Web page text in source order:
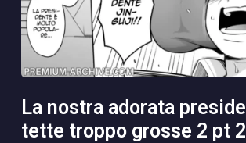
la nostra adorata presidente ha le
tette troppo grosse 2 pt 2